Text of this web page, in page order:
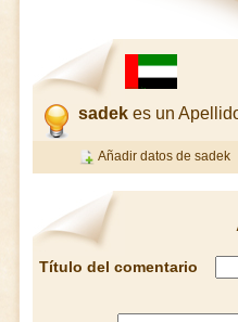
sadek es un
Añadir datos de sadek
Título del comentario